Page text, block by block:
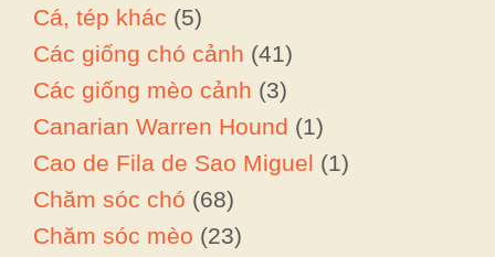
Cá, tép khác (5)
Các giống chó cảnh (41)
Các giống mèo cảnh (3)
Canarian Warren Hound (1)
Cao de Fila de Sao Miguel (1)
Chăm sóc chó (68)
Chăm sóc mèo (23)